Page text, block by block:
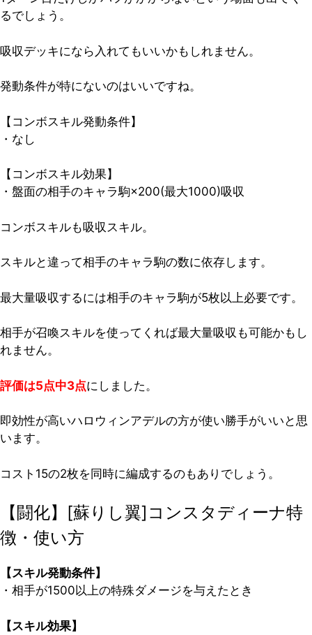
るでしょう。
吸収デッキになら入れてもいいかもしれません。
発動条件が特にないのはいいですね。
【コンボスキル発動条件】
・なし
【コンボスキル効果】
・盤面の相手のキャラ駒×200(最大1000)吸収
コンボスキルも吸収スキル。
スキルと違って相手のキャラ駒の数に依存します。
最大量吸収するには相手のキャラ駒が5枚以上必要です。
相手が召喚スキルを使ってくれば最大量吸収も可能かもし
れません。
評価は5点中3点にしました。
即効性が高いハロウィンアデルの方が使い勝手がいいと思
います。
コスト15の2枚を同時に編成するのもありでしょう。
【闘化】[蘇りし翼]コンスタディーナ特
徴・使い方
【スキル発動条件】
・相手が1500以上の特殊ダメージを与えたとき
【スキル効果】